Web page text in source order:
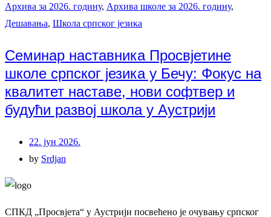
Архива за 2026. годину, Архива школе за 2026. годину,
Дешавања, Школа српског језика
Семинар наставника Просвјетине
школе српског језика у Бечу: Фокус на
квалитет наставе, нови софтвер и
будући развој школа у Аустрији
22. јун 2026.
by Srdjan
СПКД „Просвјета“ у Аустрији посвећено је очувању српског